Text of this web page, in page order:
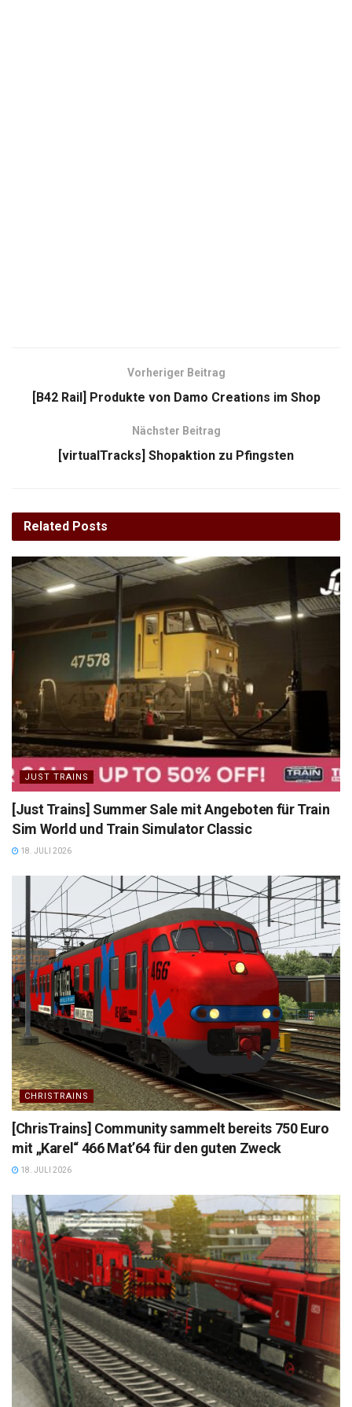
Vorheriger Beitrag
[B42 Rail] Produkte von Damo Creations im Shop
Nächster Beitrag
[virtualTracks] Shopaktion zu Pfingsten
Related Posts
JUST TRAINS
[Just Trains] Summer Sale mit Angeboten für Train
Sim World und Train Simulator Classic
18. JULI 2026
CHRISTRAINS
[ChrisTrains] Community sammelt bereits 750 Euro
mit „Karel“ 466 Mat’64 für den guten Zweck
18. JULI 2026